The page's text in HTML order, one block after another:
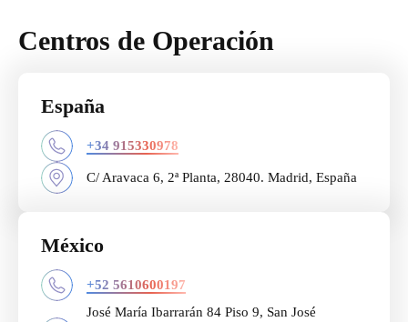
Centros de Operación
España
+34 915330978
C/ Aravaca 6, 2ª Planta, 28040. Madrid, España
México
+52 5610600197
José María Ibarrarán 84 Piso 9, San José